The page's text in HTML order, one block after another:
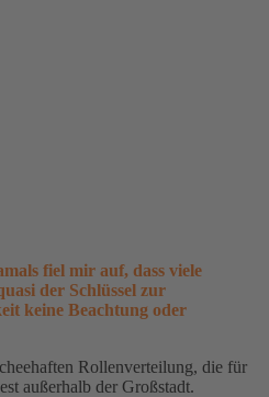
fiel mir auf, dass viele
der Schlüssel zur
keine Beachtung oder
Rollenverteilung, die für
außerhalb der Großstadt.